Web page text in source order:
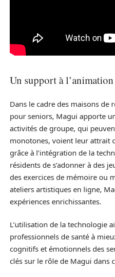
Un support à
Dans le cadre des maisons de
pour seniors, Magui apporte
activités de groupe, qui
monotones, voient leur attrait
grâce à l’intégration de la
résidents de s’adonner à des
des exercices de mémoire ou
ateliers artistiques en ligne,
expériences enrichissantes.
L’utilisation de la technologie
professionnels de santé à
cognitifs et émotionnels des
clés sur le rôle de Magui dans